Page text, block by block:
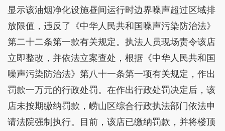
显示该油烟净化设施昼间运行时边界噪声超过区域排
放限值，违反了《中华人民共和国噪声污染防治法》
第二十二条第一款有关规定。执法人员现场责令该店
立即整改，并依法立案查处，根据《中华人民共和国
噪声污染防治法》第八十一条第一项有关规定，作出
罚款一万元的行政处罚。在作出行政处罚决定后，该
店未按期缴纳罚款，崂山区综合行政执法部门依法申
请法院强制执行。目前，该店已缴纳罚款，并将楼顶